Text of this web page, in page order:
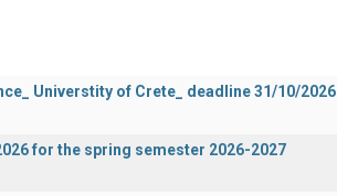
Universtity of Crete_ deadline 31/10/2026
for the spring semester 2026-2027